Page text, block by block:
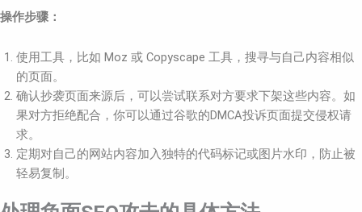
操作步骤：
使用工具，比如 Moz 或 Copyscape 工具，搜寻与自己内容相似
的页面。
确认抄袭页面来源后，可以尝试联系对方要求下架这些内容。如
果对方拒绝配合，你可以通过谷歌的DMCA投诉页面提交侵权请
求。
定期对自己的网站内容加入独特的代码标记或图片水印，防止被
轻易复制。